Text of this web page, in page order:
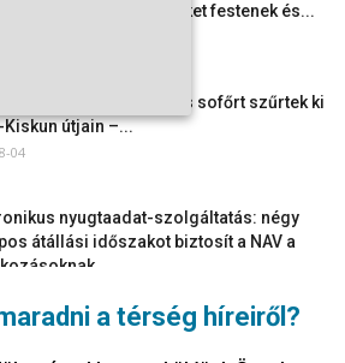
a térség híreiről?
– útburkolati jeleket festenek és...
05
száz gyorshajtót és ittas sofőrt szűrtek ki
útjain –...
04
nyugtaadat-szolgáltatás: négy
átállási időszakot biztosít a NAV a